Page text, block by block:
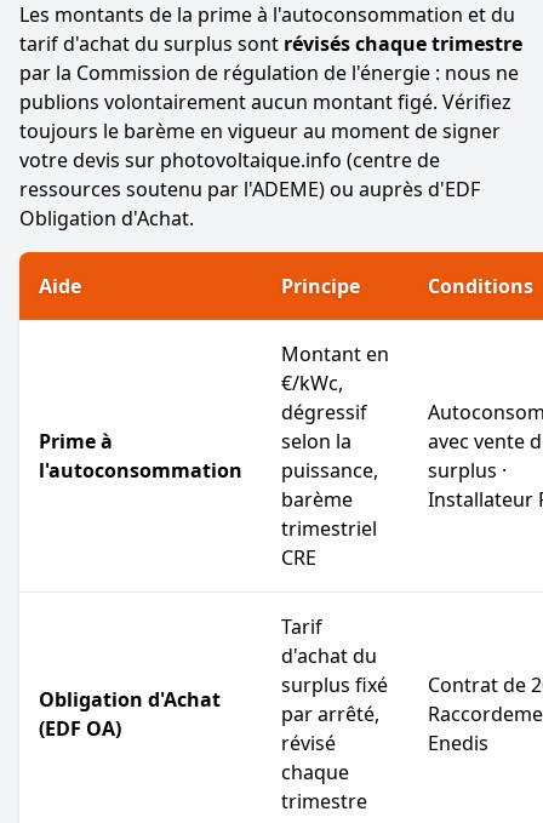
Les montants de la prime à l'autoconsommation et du
tarif d'achat du surplus sont révisés chaque trimestre
par la Commission de régulation de l'énergie : nous ne
publions volontairement aucun montant figé. Vérifiez
toujours le barème en vigueur au moment de signer
votre devis sur photovoltaique.info (centre de
ressources soutenu par l'ADEME) ou auprès d'EDF
Obligation d'Achat.
Aide Principe Conditions
Prime à
l'autoconsommation
Montant en
€/kWc,
dégressif
selon la
puissance,
barème
trimestriel
CRE
avec vente
surplus ·
Installateur
Obligation d'Achat
(EDF OA)
Tarif
d'achat du
surplus fixé
par arrêté,
révisé
chaque
trimestre
Contrat de
Enedis